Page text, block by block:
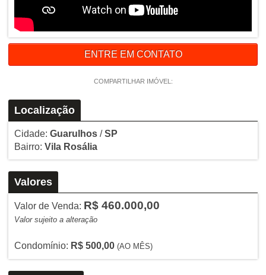
ENTRE EM CONTATO
COMPARTILHAR IMÓVEL:
Localização
Cidade: Guarulhos/SP
Bairro: Vila Rosália
Valores
Valor de Venda: R$ 460.000,00
Valor sujeito a alteração
Condomínio: R$ 500,00 (AO MÊS)